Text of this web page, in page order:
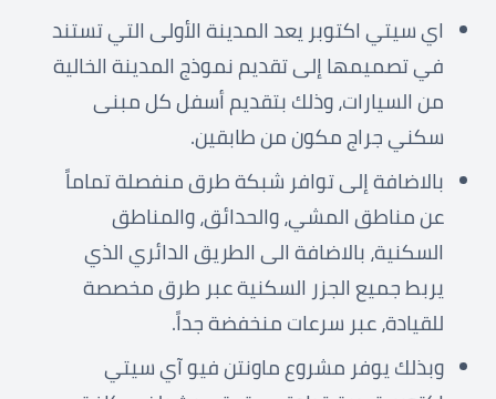
اي سيتي اكتوبر يعد المدينة الأولى التي تستند
في تصميمها إلى تقديم نموذج المدينة الخالية
من السيارات، وذلك بتقديم أسفل كل مبنى
سكني جراج مكون من طابقين.
بالاضافة إلى توافر شبكة طرق منفصلة تماماً
عن مناطق المشي، والحدائق، والمناطق
السكنية، بالاضافة الى الطريق الدائري الذي
يربط جميع الجزر السكنية عبر طرق مخصصة
للقيادة، عبر سرعات منخفضة جداً.
وبذلك يوفر مشروع ماونتن فيو آي سيتي